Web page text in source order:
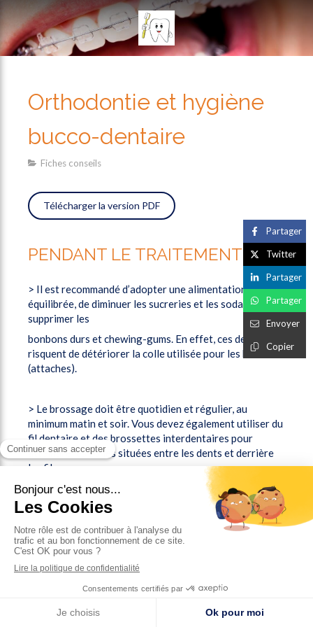
Orthodontie et hygiène
bucco-dentaire
Fiches conseils
Télécharger la version PDF
PENDANT LE TRAITEMENT
> Il est recommandé d’adopter une alimentation
équilibrée, de diminuer les sucreries et les sodas, et de
supprimer les
bonbons durs et chewing-gums. En effet, ces derniers
risquent de détériorer la colle utilisée pour les brackets
(attaches).
> Le brossage doit être quotidien et régulier, au
minimum matin et soir. Vous devez également utiliser du
fil dentaire et des brossettes interdentaires pour
atteindre les zones situées entre les dents et derrière
les fils.
> Les dispositifs fixes retiennent les aliments,
favorisant le développement de la plaque dentaire et
donc des bactéries.
Un brossage après le déjeuner est souhaitable, avec une
brosse à dents de voyage si l’on est à la cantine ou en
déplacement.
Partager
Twitter
Partager
Partager
Envoyer
Copier